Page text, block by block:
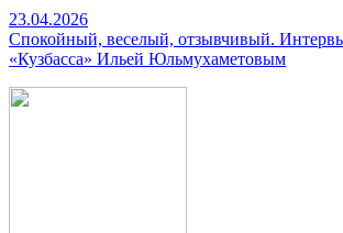
23.04.2026
Спокойный, веселый, отзывчивый.
«Кузбасса» Ильей Юльмухаметовым